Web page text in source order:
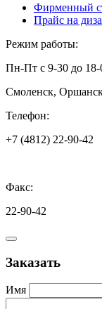
Фирменный
Прайс на
Режим работы:
Пн-Пт с 9-30 до 18-
Смоленск,
Телефон:
+7 (4812) 22-90-42
Факс:
22-90-42
Заказать
Имя